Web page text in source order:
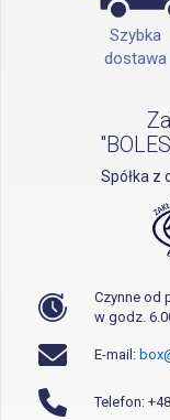
Szybka
dostawa
Spółka z
Czynne od
w godz.
E-mail:
Telefon: